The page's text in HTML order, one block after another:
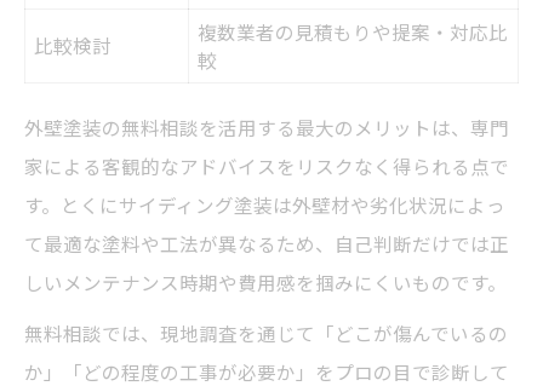
比較検討
複数業者の見積もりや提案・対応比
較
外壁塗装の無料相談を活用する最大のメリットは、専門
家による客観的なアドバイスをリスクなく得られる点で
す。とくにサイディング塗装は外壁材や劣化状況によっ
て最適な塗料や工法が異なるため、自己判断だけでは正
しいメンテナンス時期や費用感を掴みにくいものです。
無料相談では、現地調査を通じて「どこが傷んでいるの
か」「どの程度の工事が必要か」をプロの目で診断して